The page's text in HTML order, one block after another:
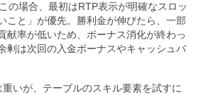
の場合、最初はRTP表示が明確なスロッ
こと」が優先。勝利金が伸びたら、一部
献率が低いため、ボーナス消化が終わっ
剰は次回の入金ボーナスやキャッシュバ
いが、テーブルのスキル要素を試すに